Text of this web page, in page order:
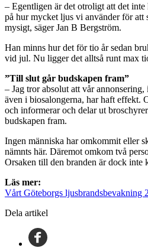
– Egentligen är det otroligt att det
på hur mycket ljus vi använder för att
mysigt, säger Jan B Bergström.
Han minns hur det för tio år sedan
vid jul. Nu ligger det alltså runt max
”Till slut går budskapen fram”
– Jag tror absolut att vår
även i biosalongerna, har haft effekt.
och informerar och delar ut
budskapen fram.
Ingen människa har omkommit eller
nämnts här. Däremot omkom två
Orsaken till den branden är dock inte
Läs mer:
Vårt Göteborgs ljusbrandsbevakning
Dela artikel